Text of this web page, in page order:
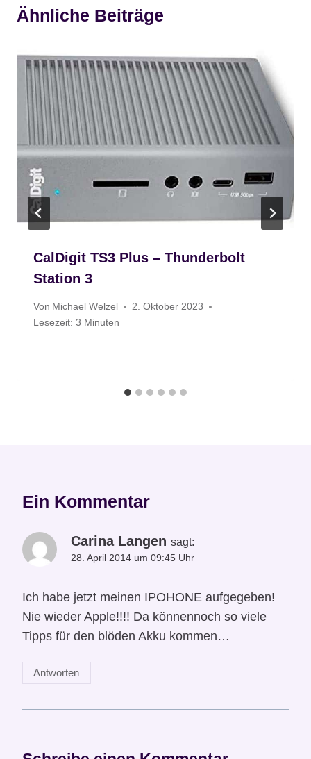
Ähnliche Beiträge
CalDigit TS3 Plus – Thunderbolt
Station 3
Von Michael Welzel
2. Oktober 2023
Lesezeit: 3 Minuten
Ein Kommentar
Carina Langen sagt:
28. April 2014 um 09:45 Uhr
Ich habe jetzt meinen IPOHONE aufgegeben!
Nie wieder Apple!!!! Da könnennoch so viele
Tipps für den blöden Akku kommen…
Antworten